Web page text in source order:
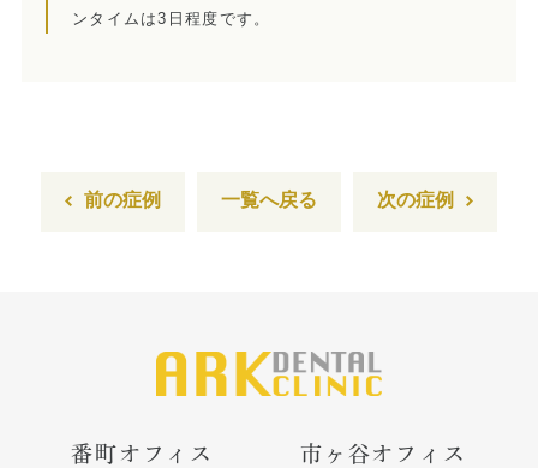
インプラント
歯科用CT撮影
ンタイムは3日程度です。
前の症例 一覧へ戻る 次の症例
番町オフィス 市ヶ谷オフィス